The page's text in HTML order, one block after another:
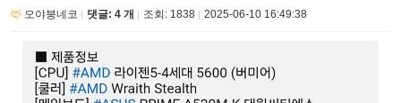
오야붕네코 댓글: 4 개 조회: 1838 2025-06-10 16:49:38